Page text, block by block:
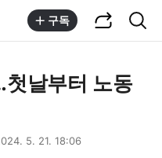
구독
날부터 노동
5. 21. 18:06